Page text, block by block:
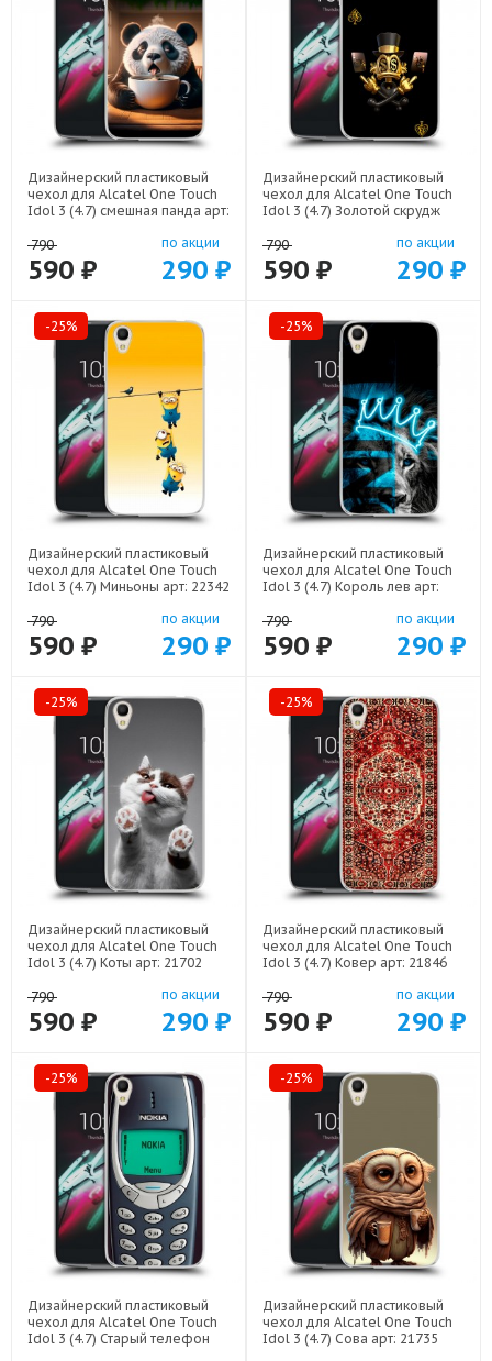
Дизайнерский пластиковый
чехол для Alcatel One Touch
Idol 3 (4.7) смешная панда арт:
790
590 ₽
по акции
290 ₽
Дизайнерский пластиковый
чехол для Alcatel One Touch
Idol 3 (4.7) Золотой скрудж
790
590 ₽
по акции
290 ₽
-25%
Дизайнерский пластиковый
чехол для Alcatel One Touch
Idol 3 (4.7) Миньоны арт: 22342
790
590 ₽
по акции
290 ₽
-25%
Дизайнерский пластиковый
чехол для Alcatel One Touch
Idol 3 (4.7) Король лев арт:
790
590 ₽
по акции
290 ₽
-25%
Дизайнерский пластиковый
чехол для Alcatel One Touch
Idol 3 (4.7) Коты арт: 21702
790
590 ₽
по акции
290 ₽
-25%
Дизайнерский пластиковый
чехол для Alcatel One Touch
Idol 3 (4.7) Ковер арт: 21846
790
590 ₽
по акции
290 ₽
-25%
Дизайнерский пластиковый
чехол для Alcatel One Touch
Idol 3 (4.7) Старый телефон
-25%
Дизайнерский пластиковый
чехол для Alcatel One Touch
Idol 3 (4.7) Сова арт: 21735